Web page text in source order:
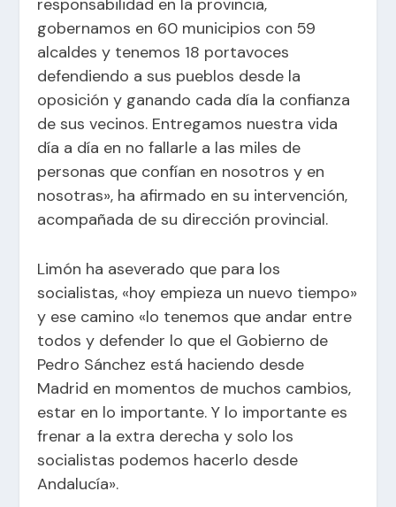
responsabilidad en la provincia,
gobernamos en 60 municipios con 59
alcaldes y tenemos 18 portavoces
defendiendo a sus pueblos desde la
oposición y ganando cada día la confianza
de sus vecinos. Entregamos nuestra vida
día a día en no fallarle a las miles de
personas que confían en nosotros y en
nosotras», ha afirmado en su intervención,
acompañada de su dirección provincial.
Limón ha aseverado que para los
socialistas, «hoy empieza un nuevo tiempo»
y ese camino «lo tenemos que andar entre
todos y defender lo que el Gobierno de
Pedro Sánchez está haciendo desde
Madrid en momentos de muchos cambios,
estar en lo importante. Y lo importante es
frenar a la extra derecha y solo los
socialistas podemos hacerlo desde
Andalucía».